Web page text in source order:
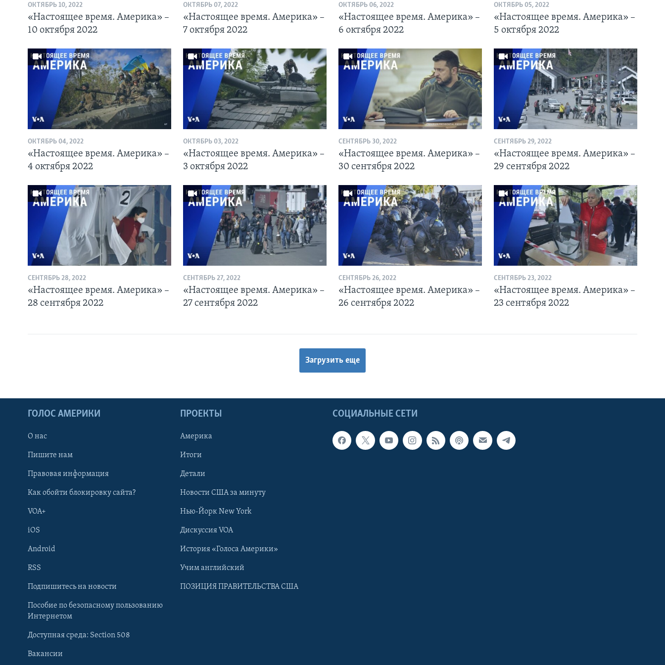
Learning English
ОКТЯБРЬ 10, 2022
«Настоящее время. Америка» –
10 октября 2022
ОКТЯБРЬ 07, 2022
«Настоящее время. Америка» –
7 октября 2022
ОКТЯБРЬ 06, 2022
«Настоящее время. Америка» –
6 октября 2022
ОКТЯБРЬ 05, 2022
«Настоящее время. Америка» –
5 октября 2022
ОКТЯБРЬ 04, 2022
«Настоящее время. Америка» –
4 октября 2022
ОКТЯБРЬ 03, 2022
«Настоящее время. Америка» –
3 октября 2022
СЕНТЯБРЬ 30, 2022
«Настоящее время. Америка» –
30 сентября 2022
СЕНТЯБРЬ 29, 2022
«Настоящее время. Америка» –
29 сентября 2022
СЕНТЯБРЬ 28, 2022
«Настоящее время. Америка» –
28 сентября 2022
СЕНТЯБРЬ 27, 2022
«Настоящее время. Америка» –
27 сентября 2022
СЕНТЯБРЬ 26, 2022
«Настоящее время. Америка» –
26 сентября 2022
СЕНТЯБРЬ 23, 2022
«Настоящее время. Америка» –
23 сентября 2022
Загрузить еще
СОЦИАЛЬНЫЕ СЕТИ
ГОЛОС АМЕРИКИ
О нас
Пишите нам
Правовая информация
Как обойти блокировку сайта?
VOA+
iOS
Android
RSS
Подпишитесь на новости
Пособие по безопасному пользованию
Интернетом
Доступная среда: Section 508
Вакансии
ПРОЕКТЫ
Америка
Итоги
Детали
Новости США за минуту
Нью-Йорк New York
Дискуссия VOA
История «Голоса Америки»
Учим английский
ПОЗИЦИЯ ПРАВИТЕЛЬСТВА США